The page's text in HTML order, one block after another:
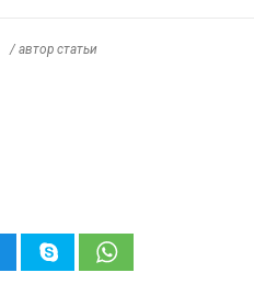
/ автор статьи